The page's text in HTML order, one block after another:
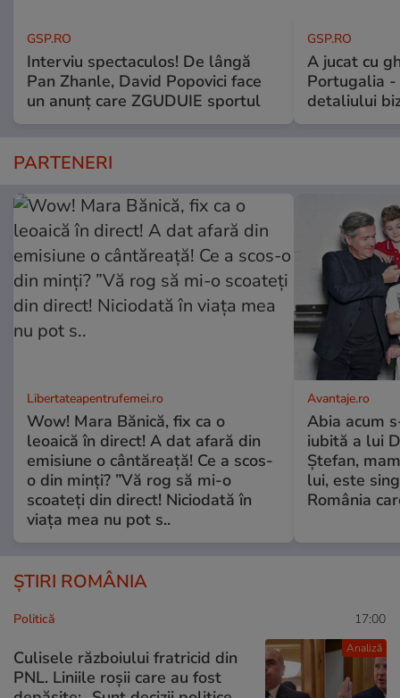
GSP.RO
Interviu spectaculos! De lângă
Pan Zhanle, David Popovici face
un anunț care ZGUDUIE sportul
GSP.RO
A jucat cu
Portugalia -
detaliului
PARTENERI
Libertateapentrufemei.ro
Wow! Mara Bănică, fix ca o
leoaică în direct! A dat afară din
emisiune o cântăreață! Ce a scos-
o din minți? ”Vă rog să mi-o
scoateți din direct! Niciodată în
viața mea nu pot s..
Avantaje.ro
Abia acum
iubită a lui
Ștefan,
lui, este
România
ȘTIRI ROMÂNIA
Analiză
Politică 17:00
Culisele războiului fratricid din
PNL. Liniile roșii care au fost